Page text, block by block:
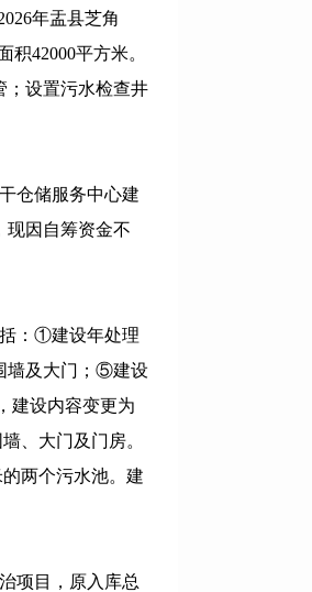
年盂县芝角
42000平方米。
；设置污水检查井
仓储服务中心建
现因自筹资金不
：①建设年处理
墙及大门；⑤建设
建设内容变更为
、大门及门房。
两个污水池。建
项目，原入库总